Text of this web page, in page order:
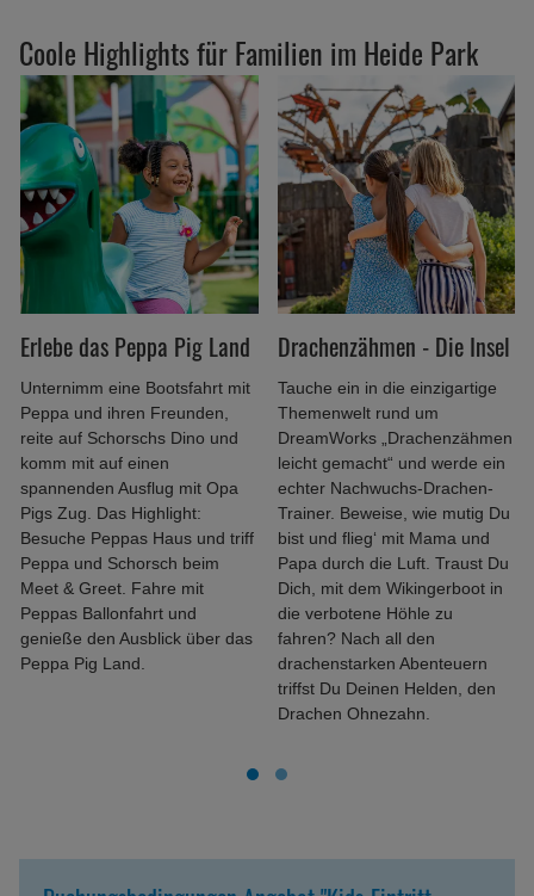
Coole Highlights für Familien im Heide Park
Erlebe das Peppa Pig Land
Unternimm eine Bootsfahrt mit
Peppa und ihren Freunden,
reite auf Schorschs Dino und
komm mit auf einen
spannenden Ausflug mit Opa
Pigs Zug. Das Highlight:
Besuche Peppas Haus und triff
Peppa und Schorsch beim
Meet & Greet. Fahre mit
Peppas Ballonfahrt und
genieße den Ausblick über das
Peppa Pig Land.
Drachenzähmen - Die Insel
Tauche ein in die einzigartige
Themenwelt rund um
DreamWorks „Drachenzähmen
leicht gemacht“ und werde ein
echter Nachwuchs-Drachen-
Trainer. Beweise, wie mutig Du
bist und flieg‘ mit Mama und
Papa durch die Luft. Traust Du
Dich, mit dem Wikingerboot in
die verbotene Höhle zu
fahren? Nach all den
drachenstarken Abenteuern
triffst Du Deinen Helden, den
Drachen Ohnezahn.